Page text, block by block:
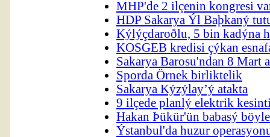
MHP'de 2 ilçenin kongresi
HDP Sakarya Ýl Baþkaný
Kýlýçdaroðlu, 5 bin kadýna
KOSGEB kredisi çýkan
Sakarya Barosu'ndan 8 Mart
Sporda Örnek birliktelik
Sakarya Kýzýlay’ý atakta
9 ilçede planlý elektrik
Hakan Þükür'ün babasý
Ýstanbul'da huzur